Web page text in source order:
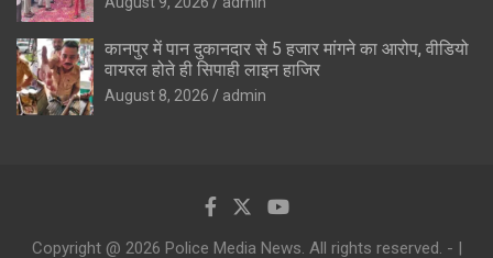
कानपुर में पान दुकानदार से 5 हजार मांगने का आरोप, वीडियो
वायरल होते ही सिपाही लाइन हाजिर
August 8, 2026 admin
Copyright @ 2026 Police Media News. All rights reserved. - |